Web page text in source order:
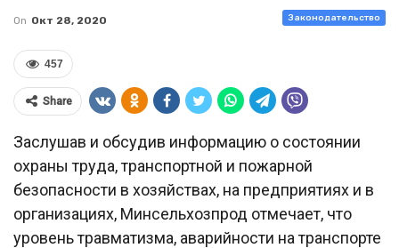
Законодательство
On Окт 28, 2020
457
Share
Заслушав и обсудив информацию о состоянии
охраны труда, транспортной и пожарной
безопасности в хозяйствах, на предприятиях и в
организациях, Минсельхозпрод отмечает, что
уровень травматизма, аварийности на транспорте